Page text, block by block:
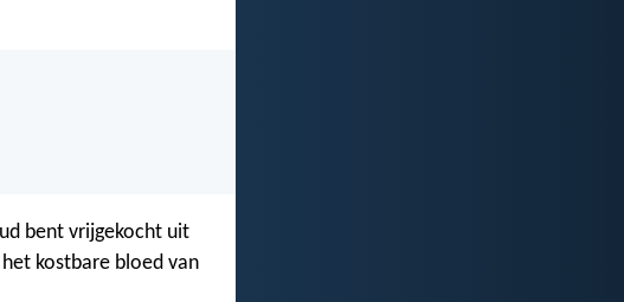
bent vrijgekocht uit
kostbare bloed van